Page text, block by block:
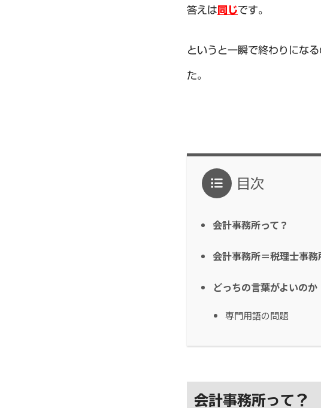
答えは 同じです。
というと一瞬で終わりにな
た。
目次
会計事務所って？
会計事務所＝税理士事務
どっちの言葉がよいのか
専門用語の問題
会計事務所って？